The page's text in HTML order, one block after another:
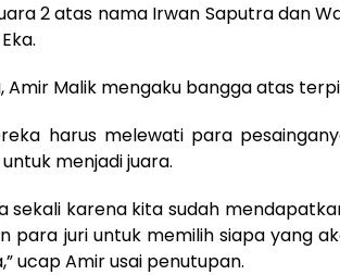
2 atas nama Irwan Saputra dan
Amir Malik mengaku bangga atas
harus melewati para
menjadi juara.
sekali karena kita sudah
para juri untuk memilih siapa yang
ucap Amir usai penutupan.